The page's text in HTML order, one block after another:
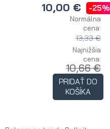
10,00 € -25%
Normálna
cena:
13,33 €
Najnižšia
cena:
10,66 €
PRIDAŤ DO
KOŠÍKA